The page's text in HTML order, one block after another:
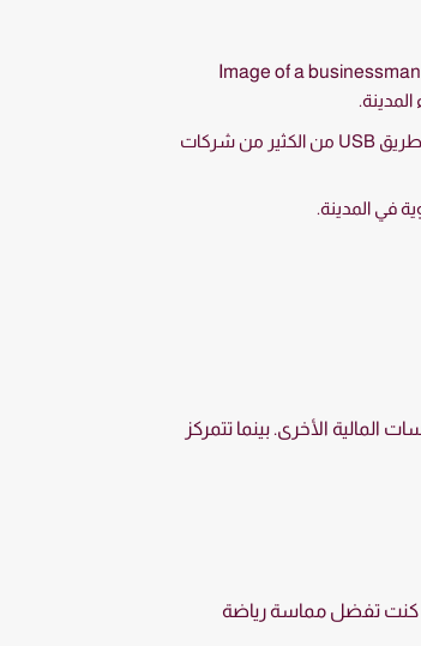
يتوفر الاتصال اللاسلكي بالإنترنت في معظم المقاهي، والفنادق والكثير من الأماكن العامة في المدينة. كما تتوفر خدمة الاتصال بالإنترنت عن طريق USB من الكثير من شركات
في المدينة.
الأخرى. بينما تتمركز
كنت تفضل مماسة رياضة